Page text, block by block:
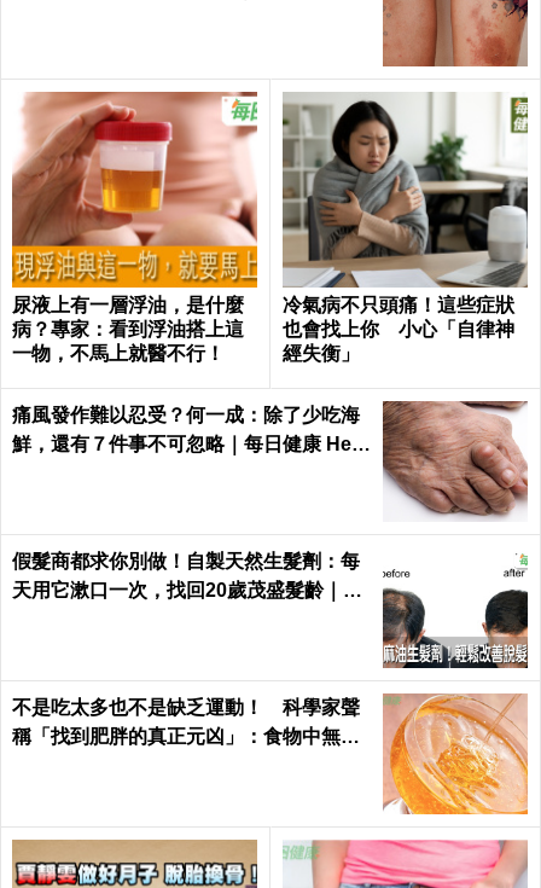
尿液上有一層浮油，是什麼
病？專家：看到浮油搭上這
一物，不馬上就醫不行！
冷氣病不只頭痛！這些症狀
也會找上你 小心「自律神
經失衡」
痛風發作難以忍受？何一成：除了少吃海
鮮，還有７件事不可忽略｜每日健康 Heal
假髮商都求你別做！自製天然生髮劑：每
天用它漱口一次，找回20歲茂盛髮齡｜每
不是吃太多也不是缺乏運動！ 科學家聲
稱「找到肥胖的真正元凶」：食物中無處